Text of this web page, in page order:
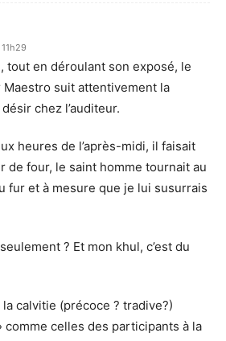
tout en déroulant son exposé, le
suit attentivement la
chez l’auditeur.
heures de l’après-midi, il faisait
de four, le saint homme tournait au
fur et à mesure que je lui susurrais
? Et mon khul, c’est du
calvitie (précoce ? tradive?)
comme celles des participants à la